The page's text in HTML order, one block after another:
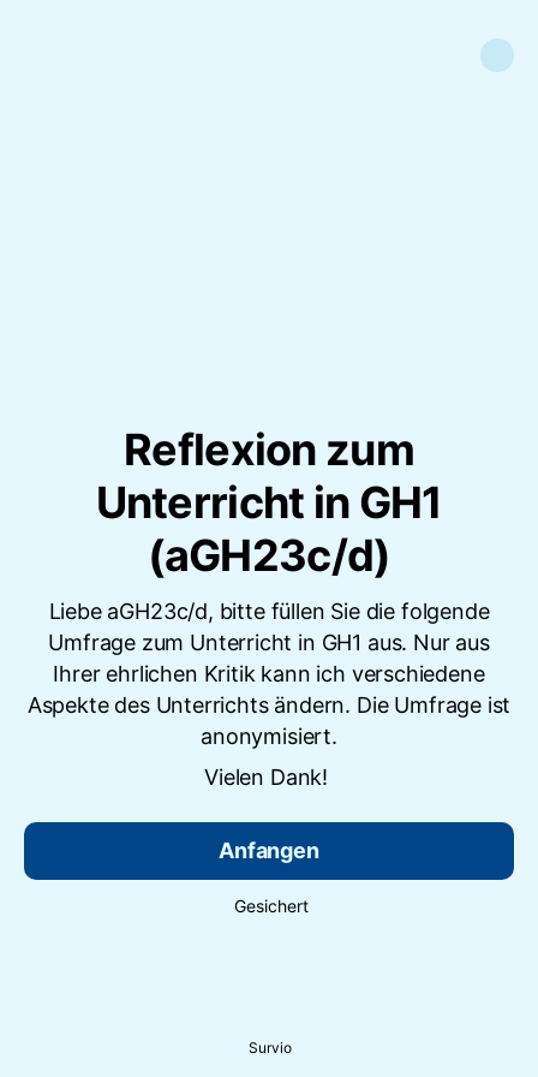
Reflexion zum
Unterricht in GH1
(aGH23c/d)
Liebe aGH23c/d, bitte füllen Sie die folgende
Umfrage zum Unterricht in GH1 aus. Nur aus
Ihrer ehrlichen Kritik kann ich verschiedene
Aspekte des Unterrichts ändern. Die Umfrage ist
anonymisiert.
Vielen Dank!
Anfangen
Gesichert
Survio